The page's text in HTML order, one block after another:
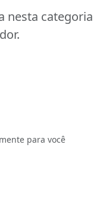
nesta categoria
para você